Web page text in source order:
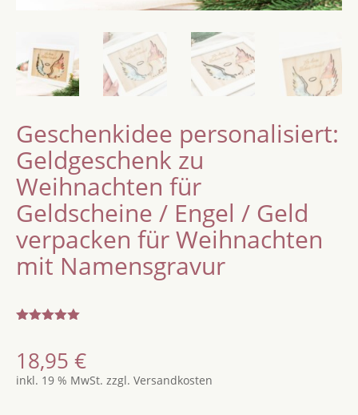
Geschenkidee personalisiert:
Geldgeschenk zu
Weihnachten für
Geldscheine / Engel / Geld
verpacken für Weihnachten
mit Namensgravur
von 5,
basierend
auf
18,95 €
inkl. 19 % MwSt. zzgl. Versandkosten